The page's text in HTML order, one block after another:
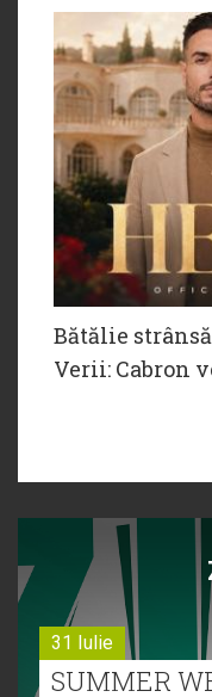
Bătălie
Verii: Cabron
31 Iulie
SUMMER